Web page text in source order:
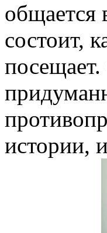
общается
состоит,
истории,